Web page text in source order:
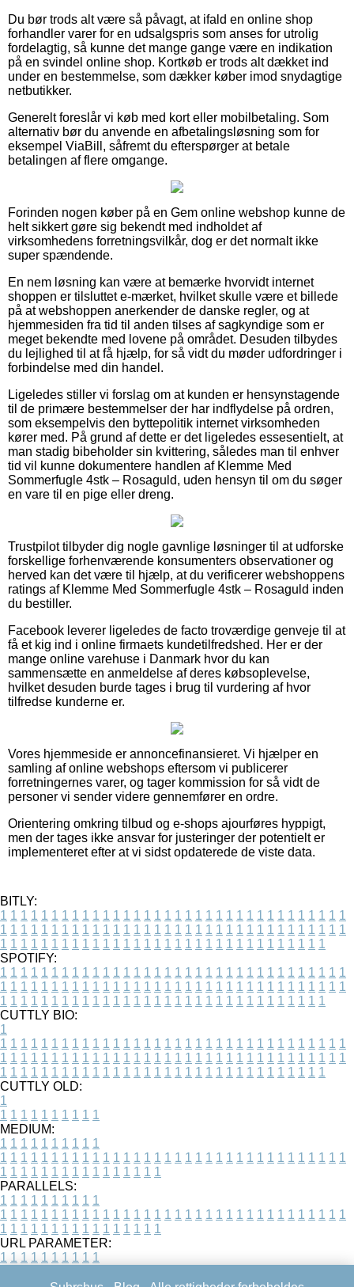
Du bør trods alt være så påvagt, at ifald en online shop
forhandler varer for en udsalgspris som anses for utrolig
fordelagtig, så kunne det mange gange være en indikation
på en svindel online shop. Kortkøb er trods alt dækket ind
under en bestemmelse, som dækker køber imod snydagtige
netbutikker.
Generelt foreslår vi køb med kort eller mobilbetaling. Som
alternativ bør du anvende en afbetalingsløsning som for
eksempel ViaBill, såfremt du efterspørger at betale
betalingen af flere omgange.
Forinden nogen køber på en Gem online webshop kunne de
helt sikkert gøre sig bekendt med indholdet af
virksomhedens forretningsvilkår, dog er det normalt ikke
super spændende.
En nem løsning kan være at bemærke hvorvidt internet
shoppen er tilsluttet e-mærket, hvilket skulle være et billede
på at webshoppen anerkender de danske regler, og at
hjemmesiden fra tid til anden tilses af sagkyndige som er
meget bekendte med lovene på området. Desuden tilbydes
du lejlighed til at få hjælp, for så vidt du møder udfordringer i
forbindelse med din handel.
Ligeledes stiller vi forslag om at kunden er hensynstagende
til de primære bestemmelser der har indflydelse på ordren,
som eksempelvis den byttepolitik internet virksomheden
kører med. På grund af dette er det ligeledes essesentielt, at
man stadig bibeholder sin kvittering, således man til enhver
tid vil kunne dokumentere handlen af Klemme Med
Sommerfugle 4stk – Rosaguld, uden hensyn til om du søger
en vare til en pige eller dreng.
Trustpilot tilbyder dig nogle gavnlige løsninger til at udforske
forskellige forhenværende konsumenters observationer og
herved kan det være til hjælp, at du verificerer webshoppens
ratings af Klemme Med Sommerfugle 4stk – Rosaguld inden
du bestiller.
Facebook leverer ligeledes de facto troværdige genveje til at
få et kig ind i online firmaets kundetilfredshed. Her er der
mange online varehuse i Danmark hvor du kan
sammensætte en anmeldelse af deres købsoplevelse,
hvilket desuden burde tages i brug til vurdering af hvor
tilfredse kunderne er.
Vores hjemmeside er annoncefinansieret. Vi hjælper en
samling af online webshops eftersom vi publicerer
forretningernes varer, og tager kommission for så vidt de
personer vi sender videre gennemfører en ordre.
Orientering omkring tilbud og e-shops ajourføres hyppigt,
men der tages ikke ansvar for justeringer der potentielt er
implementeret efter at vi sidst opdaterede de viste data.
BITLY:
1 1 1 1 1 1 1 1 1 1 1 1 1 1 1 1 1 1 1 1 1 1 1 1 1 1 1 1 1 1 1 1 1 1
1 1 1 1 1 1 1 1 1 1 1 1 1 1 1 1 1 1 1 1 1 1 1 1 1 1 1 1 1 1 1 1 1 1
1 1 1 1 1 1 1 1 1 1 1 1 1 1 1 1 1 1 1 1 1 1 1 1 1 1 1 1 1 1 1 1
SPOTIFY:
1 1 1 1 1 1 1 1 1 1 1 1 1 1 1 1 1 1 1 1 1 1 1 1 1 1 1 1 1 1 1 1 1 1
1 1 1 1 1 1 1 1 1 1 1 1 1 1 1 1 1 1 1 1 1 1 1 1 1 1 1 1 1 1 1 1 1 1
1 1 1 1 1 1 1 1 1 1 1 1 1 1 1 1 1 1 1 1 1 1 1 1 1 1 1 1 1 1 1 1
CUTTLY BIO:
1
1 1 1 1 1 1 1 1 1 1 1 1 1 1 1 1 1 1 1 1 1 1 1 1 1 1 1 1 1 1 1 1 1 1
1 1 1 1 1 1 1 1 1 1 1 1 1 1 1 1 1 1 1 1 1 1 1 1 1 1 1 1 1 1 1 1 1 1
1 1 1 1 1 1 1 1 1 1 1 1 1 1 1 1 1 1 1 1 1 1 1 1 1 1 1 1 1 1 1 1
CUTTLY OLD:
1
1 1 1 1 1 1 1 1 1 1
MEDIUM:
1 1 1 1 1 1 1 1 1 1
1 1 1 1 1 1 1 1 1 1 1 1 1 1 1 1 1 1 1 1 1 1 1 1 1 1 1 1 1 1 1 1 1 1
1 1 1 1 1 1 1 1 1 1 1 1 1 1 1 1
PARALLELS:
1 1 1 1 1 1 1 1 1 1
1 1 1 1 1 1 1 1 1 1 1 1 1 1 1 1 1 1 1 1 1 1 1 1 1 1 1 1 1 1 1 1 1 1
1 1 1 1 1 1 1 1 1 1 1 1 1 1 1 1
URL PARAMETER:
1 1 1 1 1 1 1 1 1 1